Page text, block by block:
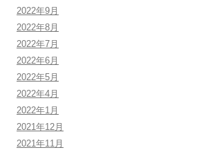
2022年9月
2022年8月
2022年7月
2022年6月
2022年5月
2022年4月
2022年1月
2021年12月
2021年11月